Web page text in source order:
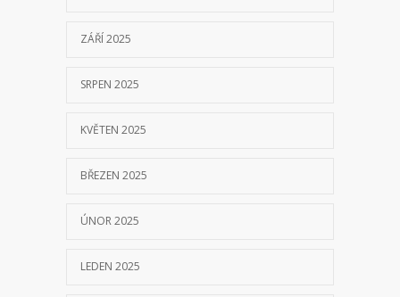
ZÁŘÍ 2025
SRPEN 2025
KVĚTEN 2025
BŘEZEN 2025
ÚNOR 2025
LEDEN 2025